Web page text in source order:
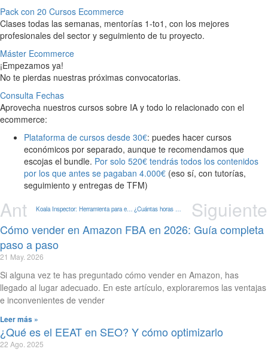
Pack con 20 Cursos Ecommerce
Clases todas las semanas, mentorías 1-to1, con los mejores
profesionales del sector y seguimiento de tu proyecto.
Máster Ecommerce
¡Empezamos ya!
No te pierdas nuestras próximas convocatorias.
Consulta Fechas
Aprovecha nuestros cursos sobre IA y todo lo relacionado con el
ecommerce:
Plataforma de cursos desde 30€: puedes hacer cursos
económicos por separado, aunque te recomendamos que
escojas el bundle. Por solo 520€ tendrás todos los contenidos
por los que antes se pagaban 4.000€ (eso sí, con tutorías,
seguimiento y entregas de TFM)
Ant Koala Inspector: Herramienta para espiar webs en Shopify ¿Cuántas horas tiene un Máster de Marketing Digital? Siguiente
Cómo vender en Amazon FBA en 2026: Guía completa
paso a paso
21 May. 2026
Si alguna vez te has preguntado cómo vender en Amazon, has
llegado al lugar adecuado. En este artículo, exploraremos las ventajas
e inconvenientes de vender
Leer más »
¿Qué es el EEAT en SEO? Y cómo optimizarlo
22 Ago. 2025